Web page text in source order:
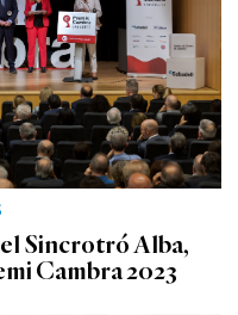
Sincrotró Alba,
Cambra 2023